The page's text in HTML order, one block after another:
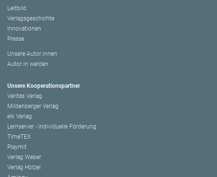
Leitbild
Verlagsgeschichte
Innovationen
Presse
Unsere Autor:innen
Autor:in werden
Unsere Kooperationspartner
Veritas Verlag
Mildenberger Verlag
elk Verlag
Lernserver - Individuelle Förderung
TimeTEX
Playmit
Verlag Weber
Verlag Hölzel